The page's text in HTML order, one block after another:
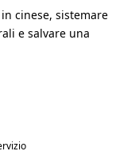
cinese, sistemare
e salvare una